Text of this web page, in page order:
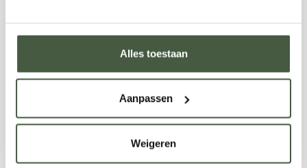
Alles toestaan
Aanpassen
Weigeren